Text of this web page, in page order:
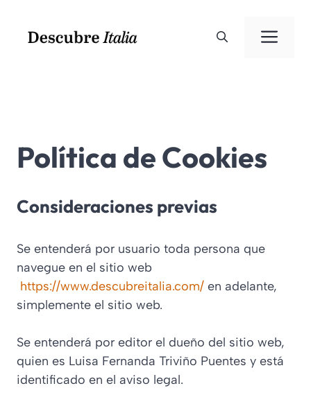
contenido
Política de Cookies
Consideraciones previas
Se entenderá por usuario toda persona que
navegue en el sitio web
https://www.descubreitalia.com/ en adelante,
simplemente el sitio web.
Se entenderá por editor el dueño del sitio web,
quien es Luisa Fernanda Triviño Puentes y está
identificado en el aviso legal.